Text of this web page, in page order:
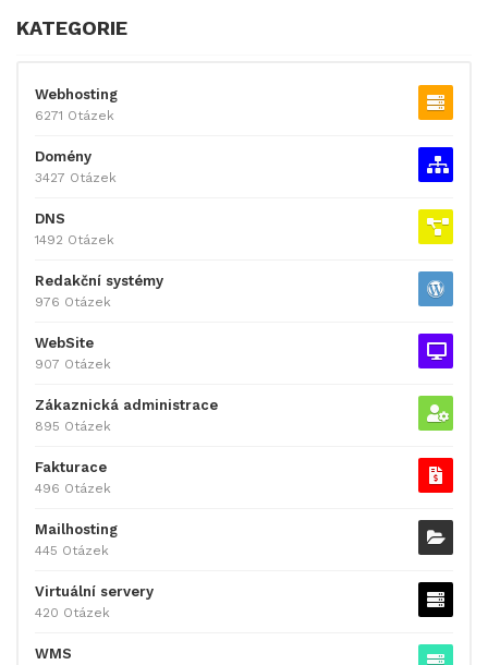
KATEGORIE
Webhosting
6271 Otázek
Domény
3427 Otázek
DNS
1492 Otázek
Redakční systémy
976 Otázek
WebSite
907 Otázek
Zákaznická administrace
895 Otázek
Fakturace
496 Otázek
Mailhosting
445 Otázek
Virtuální servery
420 Otázek
WMS